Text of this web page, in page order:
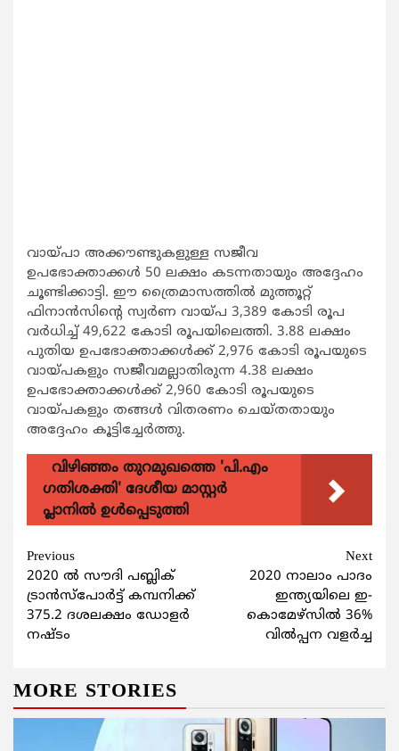
വായ്പാ അക്കൗണ്ടുകളുള്ള സജീവ
ഉപഭോക്താക്കള്‍ 50 ലക്ഷം കടന്നതായും അദ്ദേഹം
ചൂണ്ടിക്കാട്ടി. ഈ ത്രൈമാസത്തില്‍ മുത്തൂറ്റ്
ഫിനാന്‍സിന്‍റെ സ്വര്‍ണ വായ്പ 3,389 കോടി രൂപ
വര്‍ധിച്ച് 49,622 കോടി രൂപയിലെത്തി. 3.88 ലക്ഷം
പുതിയ ഉപഭോക്താക്കള്‍ക്ക് 2,976 കോടി രൂപയുടെ
വായ്പകളും സജീവമല്ലാതിരുന്ന 4.38 ലക്ഷം
ഉപഭോക്താക്കള്‍ക്ക് 2,960 കോടി രൂപയുടെ
വായ്പകളും തങ്ങള്‍ വിതരണം ചെയ്തതായും
അദ്ദേഹം കൂട്ടിച്ചേര്‍ത്തു.
വിഴിഞ്ഞം തുറമുഖത്തെ 'പി.എം
ഗതിശക്തി' ദേശീയ മാസ്റ്റർ
പ്ലാനിൽ ഉൾപ്പെടുത്തി
Continue
Reading
Previous
2020 ല്‍ സൗദി പബ്ലിക്
ട്രാന്‍സ്‌പോര്‍ട്ട് കമ്പനിക്ക്
375.2 ദശലക്ഷം ഡോളര്‍
നഷ്ടം
Next
2020 നാലാം പാദം
ഇന്ത്യയിലെ ഇ-
കൊമേഴ്സില്‍ 36%
വില്‍പ്പന വളര്‍ച്ച
MORE STORIES